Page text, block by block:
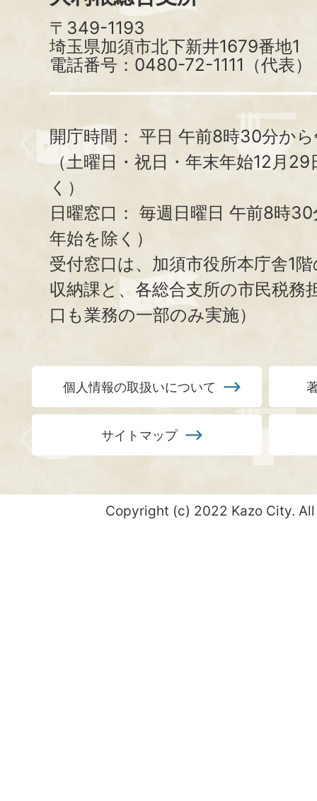
〒349-1193
埼玉県加須市北下新井1679番地1
電話番号：0480-72-1111（代表）
開庁時間： 平日 午前8時30分か
（土曜日・祝日・年末年始12月
く）
日曜窓口： 毎週日曜日 午前8時
年始を除く）
受付窓口は、加須市役所本庁舎1
収納課と、 各総合支所の市民税務
口も業務の一部のみ実施）
個人情報の取扱いについて
サイトマップ
Copyright (c) 2022 Kazo City.